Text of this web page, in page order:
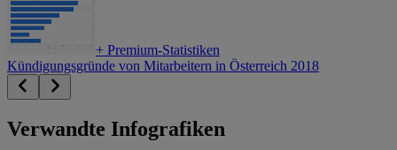
+ Premium-Statistiken
Kündigungsgründe von Mitarbeitern in Österreich 2018
Verwandte Infografiken